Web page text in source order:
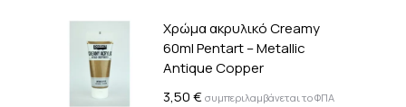
Χρώμα ακρυλικό Creamy
60ml Pentart – Metallic
Antique Copper
3,50€ συμπεριλαμβάνεται το ΦΠΑ